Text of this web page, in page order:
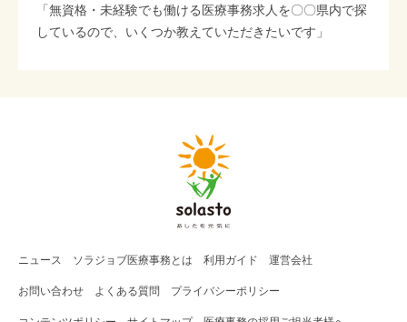
「無資格・未経験でも働ける医療事務求人を〇〇県内で探
しているので、いくつか教えていただきたいです」
ニュース ソラジョブ医療事務 とは 利用ガイド 運営会社
お問い合わせ よくある質問 プライバシーポリシー